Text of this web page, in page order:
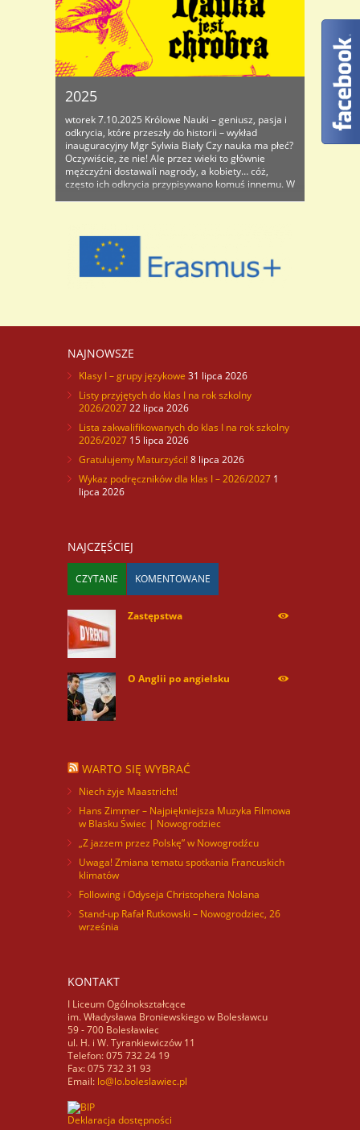
2025
wtorek 7.10.2025 Królowe Nauki – geniusz, pasja i
odkrycia, które przeszły do historii – wykład
inauguracyjny Mgr Sylwia Biały Czy nauka ma płeć?
Oczywiście, że nie! Ale przez wieki to głównie
mężczyźni dostawali nagrody, a kobiety… cóż,
często ich odkrycia przypisywano komuś innemu. W
NAJNOWSZE
Klasy I – grupy językowe 31 lipca 2026
Listy przyjętych do klas I na rok szkolny
2026/202722 lipca 2026
Lista zakwalifikowanych do klas I na rok szkolny
2026/2027 15 lipca 2026
Gratulujemy Maturzyści!8 lipca 2026
Wykaz podręczników dla klas I – 2026/2027 1
lipca 2026
NAJCZĘŚCIEJ
CZYTANE KOMENTOWANE
Zastępstwa
O Anglii po angielsku
WARTO SIĘ WYBRAĆ
Niech żyje Maastricht!
Hans Zimmer – Najpiękniejsza Muzyka Filmowa
w Blasku Świec | Nowogrodziec
„Z jazzem przez Polskę” w Nowogrodźcu
Uwaga! Zmiana tematu spotkania Francuskich
klimatów
Following i Odyseja Christophera Nolana
Stand-up Rafał Rutkowski – Nowogrodziec, 26
września
KONTAKT
I Liceum Ogólnokształcące
im. Władysława Broniewskiego w Bolesławcu
59 - 700 Bolesławiec
ul. H. i W. Tyrankiewiczów 11
Telefon: 075 732 24 19
Fax: 075 732 31 93
Email: lo@lo.boleslawiec.pl
Deklaracja dostępności